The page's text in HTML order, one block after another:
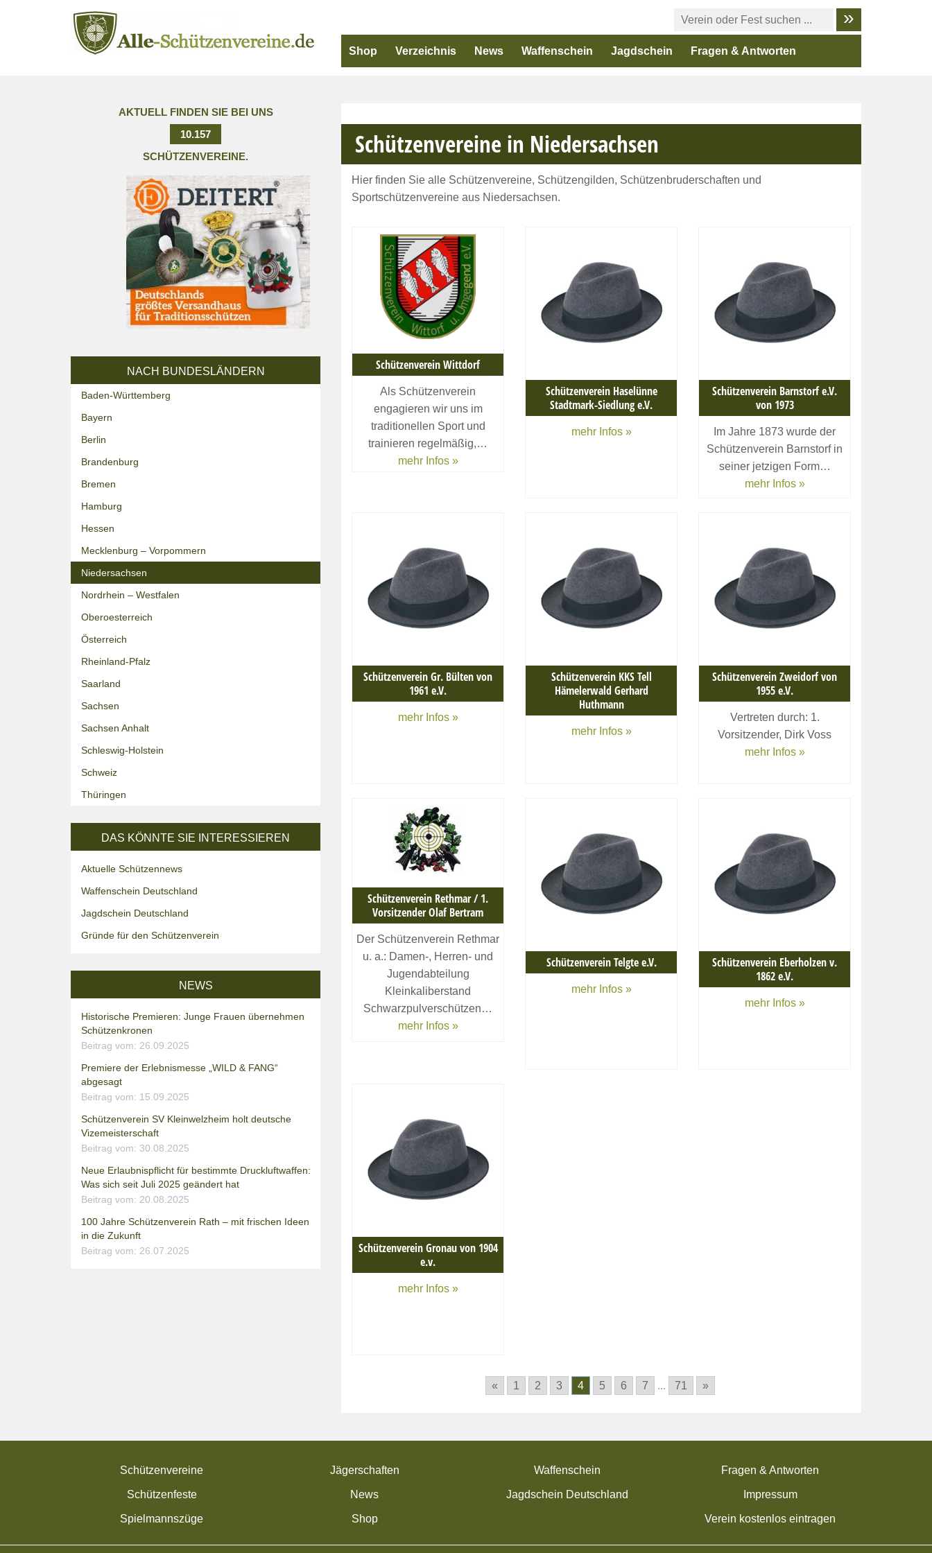
Shop Verzeichnis News Waffenschein Jagdschein Fragen & Antworten
Schützenvereine in Niedersachsen
Hier finden Sie alle Schützenvereine, Schützengilden, Schützenbruderschaften und
Sportschützenvereine aus Niedersachsen.
Schützenverein Wittdorf
Als Schützenverein
engagieren wir uns im
traditionellen Sport und
trainieren regelmäßig,…
mehr Infos »
Schützenverein Haselünne
Stadtmark-Siedlung e.V.
mehr Infos »
Schützenverein Barnstorf e.V.
von 1973
Im Jahre 1873 wurde der
Schützenverein Barnstorf in
seiner jetzigen Form…
mehr Infos »
Schützenverein Gr. Bülten von
1961 e.V.
mehr Infos »
Schützenverein KKS Tell
Hämelerwald Gerhard
Huthmann
mehr Infos »
Schützenverein Zweidorf von
1955 e.V.
Vertreten durch: 1.
Vorsitzender, Dirk Voss
mehr Infos »
Schützenverein Rethmar / 1.
Vorsitzender Olaf Bertram
Der Schützenverein Rethmar
u. a.: Damen-, Herren- und
Jugendabteilung
Kleinkaliberstand
Schwarzpulverschützen…
mehr Infos »
Schützenverein Telgte e.V.
mehr Infos »
Schützenverein Eberholzen v.
1862 e.V.
mehr Infos »
Schützenverein Gronau von 1904
e.v.
mehr Infos »
« 1 2 3 4 5 6 7 ... 71 »
AKTUELL FINDEN SIE BEI UNS
10.157
SCHÜTZENVEREINE.
NACH BUNDESLÄNDERN
Baden-Württemberg
Bayern
Berlin
Brandenburg
Bremen
Hamburg
Hessen
Mecklenburg – Vorpommern
Niedersachsen
Nordrhein – Westfalen
Oberoesterreich
Österreich
Rheinland-Pfalz
Saarland
Sachsen
Sachsen Anhalt
Schleswig-Holstein
Schweiz
Thüringen
DAS KÖNNTE SIE INTERESSIEREN
Aktuelle Schützennews
Waffenschein Deutschland
Jagdschein Deutschland
Gründe für den Schützenverein
NEWS
Historische Premieren: Junge Frauen übernehmen
Schützenkronen
Beitrag vom: 26.09.2025
Premiere der Erlebnismesse „WILD & FANG“
abgesagt
Beitrag vom: 15.09.2025
Schützenverein SV Kleinwelzheim holt deutsche
Vizemeisterschaft
Beitrag vom: 30.08.2025
Neue Erlaubnispflicht für bestimmte Druckluftwaffen:
Was sich seit Juli 2025 geändert hat
Beitrag vom: 20.08.2025
100 Jahre Schützenverein Rath – mit frischen Ideen
in die Zukunft
Beitrag vom: 26.07.2025
Schützenvereine
Schützenfeste
Spielmannszüge
Jägerschaften
News
Shop
Waffenschein
Jagdschein Deutschland
Fragen & Antworten
Impressum
Verein kostenlos eintragen